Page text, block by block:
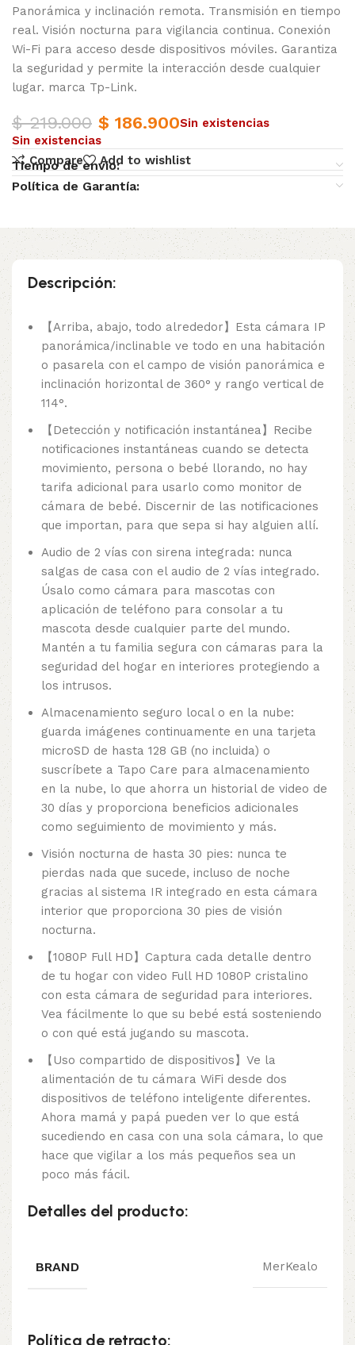
Panorámica y inclinación remota. Transmisión en tiempo
real. Visión nocturna para vigilancia continua. Conexión
Wi-Fi para acceso desde dispositivos móviles. Garantiza
la seguridad y permite la interacción desde cualquier
lugar. marca Tp-Link.
$219.000 $ 186.900Sin existencias
Sin existencias
Compare
Add to wishlist
Tiempo de envio:
Política de Garantía:
Descripción:
【Arriba, abajo, todo alrededor】Esta cámara IP
panorámica/inclinable ve todo en una habitación
o pasarela con el campo de visión panorámica e
inclinación horizontal de 360° y rango vertical de
114°.
【Detección y notificación instantánea】Recibe
notificaciones instantáneas cuando se detecta
movimiento, persona o bebé llorando, no hay
tarifa adicional para usarlo como monitor de
cámara de bebé. Discernir de las notificaciones
que importan, para que sepa si hay alguien allí.
Audio de 2 vías con sirena integrada: nunca
salgas de casa con el audio de 2 vías integrado.
Úsalo como cámara para mascotas con
aplicación de teléfono para consolar a tu
mascota desde cualquier parte del mundo.
Mantén a tu familia segura con cámaras para la
seguridad del hogar en interiores protegiendo a
los intrusos.
Almacenamiento seguro local o en la nube:
guarda imágenes continuamente en una tarjeta
microSD de hasta 128 GB (no incluida) o
suscríbete a Tapo Care para almacenamiento
en la nube, lo que ahorra un historial de video de
30 días y proporciona beneficios adicionales
como seguimiento de movimiento y más.
Visión nocturna de hasta 30 pies: nunca te
pierdas nada que sucede, incluso de noche
gracias al sistema IR integrado en esta cámara
interior que proporciona 30 pies de visión
nocturna.
【1080P Full HD】Captura cada detalle dentro
de tu hogar con video Full HD 1080P cristalino
con esta cámara de seguridad para interiores.
Vea fácilmente lo que su bebé está sosteniendo
o con qué está jugando su mascota.
【Uso compartido de dispositivos】Ve la
alimentación de tu cámara WiFi desde dos
dispositivos de teléfono inteligente diferentes.
Ahora mamá y papá pueden ver lo que está
sucediendo en casa con una sola cámara, lo que
hace que vigilar a los más pequeños sea un
poco más fácil.
Detalles del producto:
BRAND MerKealo
Política de retracto: